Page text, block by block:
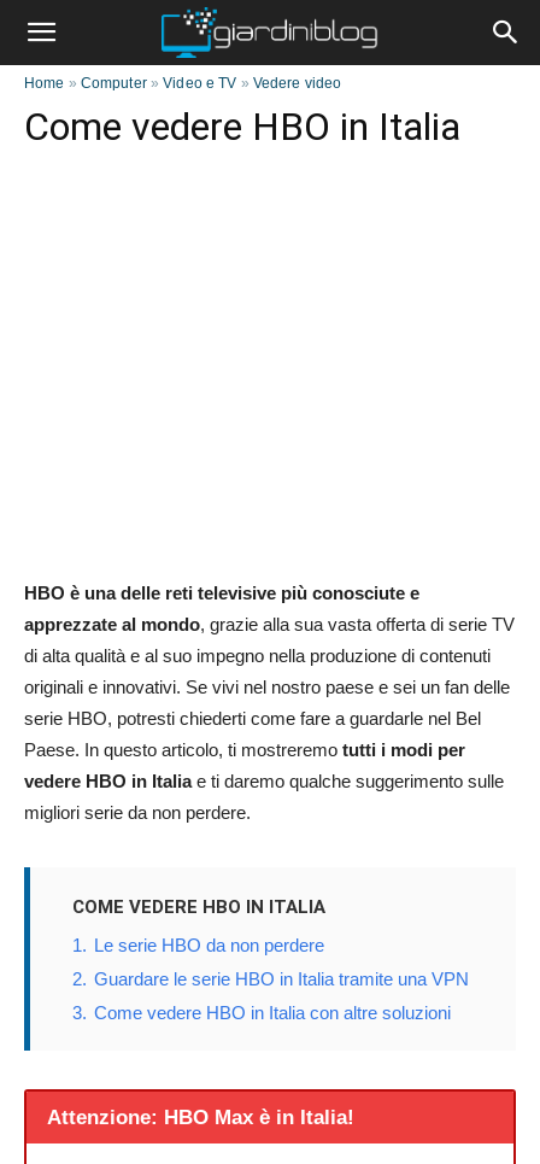
Home » Computer»Video e TV » Vedere video
Come vedere HBO in Italia
HBO è una delle reti televisive più conosciute e
apprezzate al mondo, grazie alla sua vasta offerta di serie TV
di alta qualità e al suo impegno nella produzione di contenuti
originali e innovativi. Se vivi nel nostro paese e sei un fan delle
serie HBO, potresti chiederti come fare a guardarle nel Bel
Paese. In questo articolo, ti mostreremo tutti i modi per
vedere HBO in Italiae ti daremo qualche suggerimento sulle
migliori serie da non perdere.
COME VEDERE HBO IN ITALIA
1. Le serie HBO da non perdere
2. Guardare le serie HBO in Italia tramite una VPN
3. Come vedere HBO in Italia con altre soluzioni
Attenzione: HBO Max è in Italia!